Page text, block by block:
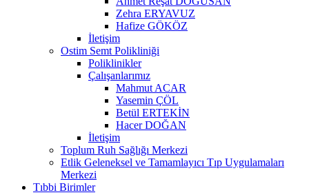
Zehra ERYAVUZ
Hafize GÖKÖZ
İletişim
Ostim Semt Polikliniği
Poliklinikler
Çalışanlarımız
Mahmut ACAR
Yasemin ÇÖL
Betül ERTEKİN
Hacer DOĞAN
İletişim
Toplum Ruh Sağlığı Merkezi
Etlik Geleneksel ve Tamamlayıcı Tıp Uygulamaları
Merkezi
Tıbbi Birimler